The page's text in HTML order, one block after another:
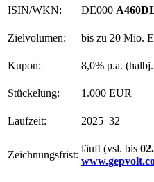
ISIN/WKN: DE000
Zielvolumen: bis zu 20 Mio.
Kupon: 8,0% p.a.
Stückelung: 1.000 EUR
Laufzeit: 2025–32
Zeichnungsfrist:
läuft (vsl. bis